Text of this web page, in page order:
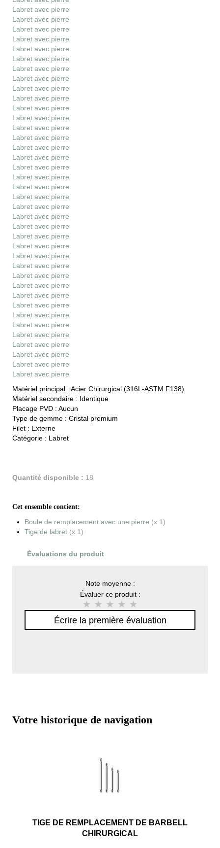
Labret avec pierre
Labret avec pierre
Labret avec pierre
Labret avec pierre
Labret avec pierre
Labret avec pierre
Labret avec pierre
Labret avec pierre
Labret avec pierre
Labret avec pierre
Labret avec pierre
Labret avec pierre
Labret avec pierre
Labret avec pierre
Labret avec pierre
Labret avec pierre
Labret avec pierre
Labret avec pierre
Labret avec pierre
Labret avec pierre
Labret avec pierre
Labret avec pierre
Labret avec pierre
Labret avec pierre
Labret avec pierre
Labret avec pierre
Labret avec pierre
Labret avec pierre
Labret avec pierre
Labret avec pierre
Labret avec pierre
Labret avec pierre
Labret avec pierre
Labret avec pierre
Labret avec pierre
Labret avec pierre
Labret avec pierre
Labret avec pierre
Matériel principal : Acier Chirurgical (316L-ASTM F138)
Matériel secondaire : Identique
Placage PVD : Aucun
Type de gemme : Cristal premium
Filet : Externe
Catégorie : Labret
Quantité disponible : 18
Cet ensemble contient:
Boule de remplacement avec une pierre (x 1)
Tige de labret (x 1)
Évaluations du produit
Note moyenne :
Évaluer ce produit :
Écrire la première évaluation
Votre historique de navigation
TIGE DE REMPLACEMENT DE BARBELL
CHIRURGICAL